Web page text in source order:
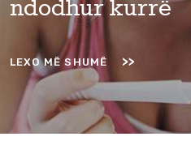
ndodhur kurrë
LEXO MË SHUMË